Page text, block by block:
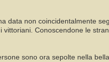
data non coincidentalmente
vittoriani. Conoscendone le
sono ora sepolte nella